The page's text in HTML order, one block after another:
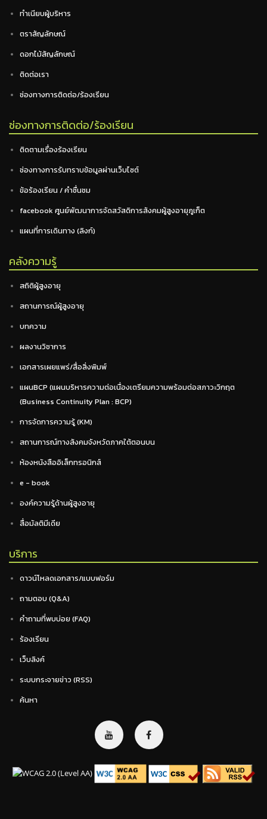
ทำเนียบผู้บริหาร
ตราสัญลักษณ์
ดอกไม้สัญลักษณ์
ติดต่อเรา
ช่องทางการติดต่อ/ร้องเรียน
ช่องทางการติดต่อ/ร้องเรียน
ติดตามเรื่องร้องเรียน
ช่องทางการรับทราบข้อมูลผ่านเว็บไซต์
ข้อร้องเรียน / คำชื่นชม
facebook ศูนย์พัฒนาการจัดสวัสดิการสังคมผู้สูงอายุภูเก็ต
แผนที่การเดินทาง (ลิงก์)
คลังความรู้
สถิติผู้สูงอายุ
สถานการณ์ผู้สูงอายุ
บทความ
ผลงานวิชาการ
เอกสารเผยแพร่/สื่อสิ่งพิมพ์
แผนBCP (แผนบริหารความต่อเนื่องเตรียมความพร้อมต่อสภาวะวิกฤต
(Business Continuity Plan : BCP)
การจัดการความรู้ (KM)
สถานการณ์ทางสังคมจังหวัดภาคใต้ตอนบน
ห้องหนังสืออิเล็กทรอนิกส์
e - book
องค์ความรู้ด้านผู้สูงอายุ
สื่อมัลติมีเดีย
บริการ
ดาวน์โหลดเอกสาร/แบบฟอร์ม
ถามตอบ (Q&A)
คำถามที่พบบ่อย (FAQ)
ร้องเรียน
เว็บลิงค์
ระบบกระจายข่าว (RSS)
ค้นหา